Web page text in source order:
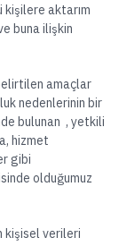
kişilere aktarım
buna ilişkin
amaçlar
nedenlerinin bir
bulunan , yetkili
hizmet
gibi
olduğumuz
kişisel verileri